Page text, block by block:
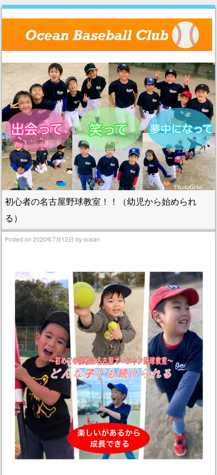
Menu
Skip to content
初心者の名古屋野球教室！！（幼児から始められ
る）
Posted on2020年7月12日 byocean